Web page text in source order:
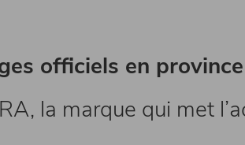
officiels en
la marque qui met